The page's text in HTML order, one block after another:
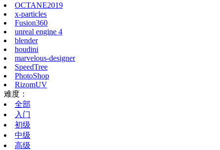
OCTANE2019
x-particles
Fusion360
unreal engine 4
blender
houdini
marvelous-designer
SpeedTree
PhotoShop
RizomUV
难度：
全部
入门
初级
中级
高级